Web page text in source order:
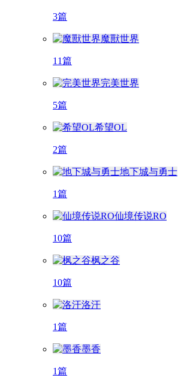
3篇
魔獸世界
11篇
完美世界
5篇
希望OL
2篇
地下城与勇士
1篇
仙境传说RO
10篇
枫之谷
10篇
洛汗
1篇
墨香
1篇